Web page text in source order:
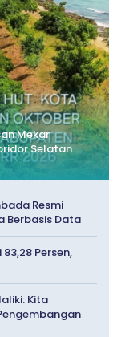
Mekar
Selatan
Resmi
Berbasis Data
Persen,
Kita